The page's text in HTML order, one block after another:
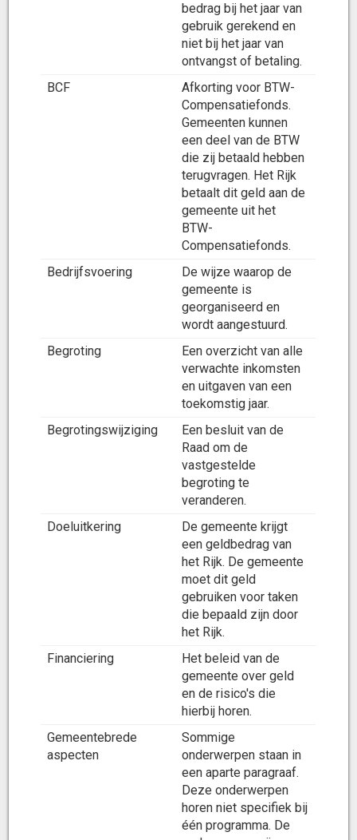
bedrag bij het jaar van
gebruik gerekend en
niet bij het jaar van
ontvangst of betaling.
BCF
Afkorting voor BTW-
Compensatiefonds.
Gemeenten kunnen
een deel van de BTW
die zij betaald hebben
terugvragen. Het Rijk
betaalt dit geld aan de
gemeente uit het
BTW-
Compensatiefonds.
Bedrijfsvoering
De wijze waarop de
gemeente is
georganiseerd en
wordt aangestuurd.
Begroting
Een overzicht van alle
verwachte inkomsten
en uitgaven van een
toekomstig jaar.
Begrotingswijziging
Een besluit van de
Raad om de
vastgestelde
begroting te
veranderen.
Doeluitkering
De gemeente krijgt
een geldbedrag van
het Rijk. De gemeente
moet dit geld
gebruiken voor taken
die bepaald zijn door
het Rijk.
Financiering
Het beleid van de
gemeente over geld
en de risico's die
hierbij horen.
Gemeentebrede
aspecten
Sommige
onderwerpen staan in
een aparte paragraaf.
Deze onderwerpen
horen niet specifiek bij
één programma. De